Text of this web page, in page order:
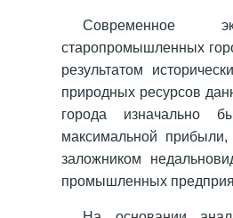
Современное
старопромышленных
результатом
природных ресурсов
города изначально
максимальной
заложником
промышленных